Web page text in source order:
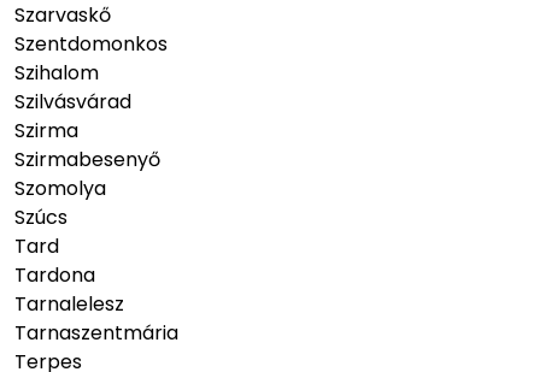
Szarvaskő
Szentdomonkos
Szihalom
Szilvásvárad
Szirma
Szirmabesenyő
Szomolya
Szúcs
Tard
Tardona
Tarnalelesz
Tarnaszentmária
Terpes